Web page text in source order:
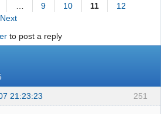
9 10 11
12
Next
to post a reply
251
21:23:23